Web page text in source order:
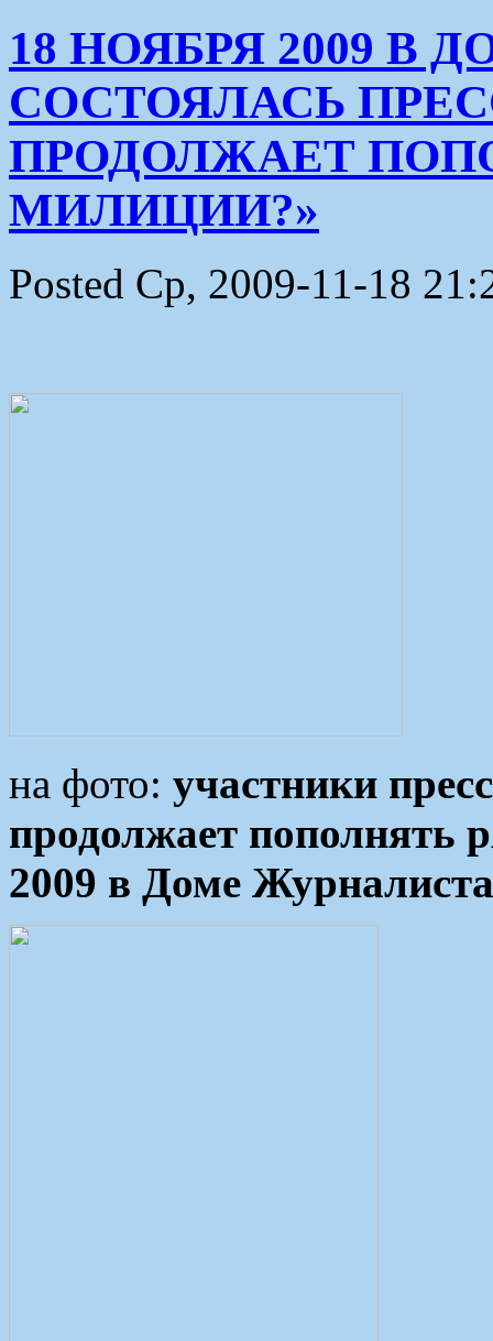
18 НОЯБРЯ 2009 В
СОСТОЯЛАСЬ
ПРОДОЛЖАЕТ
МИЛИЦИИ?»
Posted Ср, 2009-11-18
на фото: участники
продолжает пополнять
2009 в Доме Журналиста